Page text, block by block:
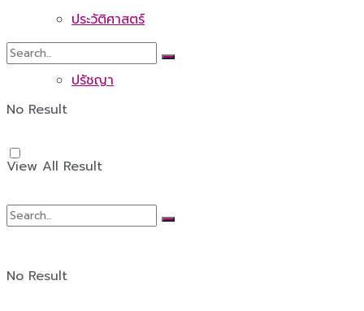
ประวัติศาสตร์
ปรัชญา
No Result
No Result
View All Result